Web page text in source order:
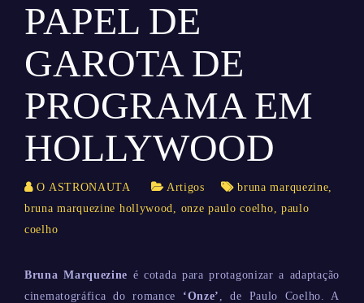
PAPEL DE
GAROTA DE
PROGRAMA EM
HOLLYWOOD
O ASTRONAUTA Artigos bruna marquezine,
bruna marquezine hollywood, onze paulo coelho, paulo
coelho
Bruna Marquezine é cotada para protagonizar a adaptação
cinematográfica do romance ‘Onze’ , de Paulo Coelho. A